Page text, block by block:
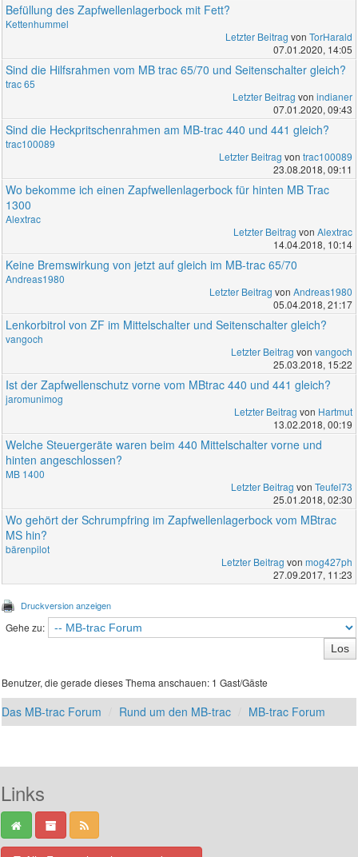
Befüllung des Zapfwellenlagerbock mit Fett?
Kettenhummel
Letzter Beitrag von TorHarald
07.01.2020, 14:05
Sind die Hilfsrahmen vom MB trac 65/70 und Seitenschalter gleich?
trac 65
Letzter Beitrag von indianer
07.01.2020, 09:43
Sind die Heckpritschenrahmen am MB-trac 440 und 441 gleich?
trac100089
Letzter Beitrag von trac100089
23.08.2018, 09:11
Wo bekomme ich einen Zapfwellenlagerbock für hinten MB Trac
1300
Alextrac
Letzter Beitrag von Alextrac
14.04.2018, 10:14
Keine Bremswirkung von jetzt auf gleich im MB-trac 65/70
Andreas1980
Letzter Beitrag von Andreas1980
05.04.2018, 21:17
Lenkorbitrol von ZF im Mittelschalter und Seitenschalter gleich?
vangoch
Letzter Beitrag von vangoch
25.03.2018, 15:22
Ist der Zapfwellenschutz vorne vom MBtrac 440 und 441 gleich?
jaromunimog
Letzter Beitrag von Hartmut
13.02.2018, 00:19
Welche Steuergeräte waren beim 440 Mittelschalter vorne und
hinten angeschlossen?
MB 1400
Letzter Beitrag von Teufel73
25.01.2018, 02:30
Wo gehört der Schrumpfring im Zapfwellenlagerbock vom MBtrac
MS hin?
bärenpilot
Letzter Beitrag von mog427ph
27.09.2017, 11:23
Druckversion anzeigen
Gehe zu:
Benutzer, die gerade dieses Thema anschauen: 1 Gast/Gäste
Das MB-trac Forum Rund um den MB-trac MB-trac Forum
Links